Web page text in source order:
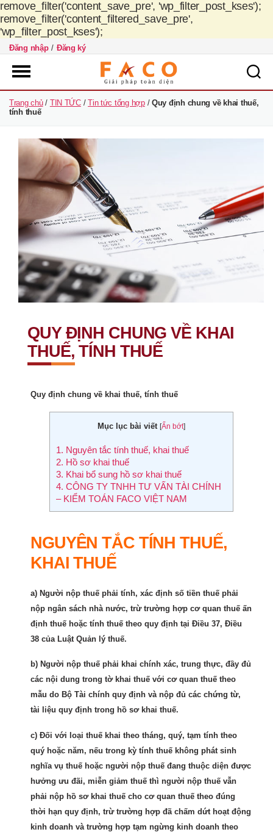
remove_filter('content_save_pre', 'wp_filter_post_kses');
remove_filter('content_filtered_save_pre',
'wp_filter_post_kses');
Đăng nhập / Đăng ký
FACO
Việt
Trang chủ/ TIN TỨC/Tin tức tổng hợp/ Quy định chung về khai thuế,
tính thuế
QUY ĐỊNH CHUNG VỀ KHAI
THUẾ, TÍNH THUẾ
Quy định chung về khai thuế, tính thuế
Mục lục bài viết [Ẩn bớt]
1. Nguyên tắc tính thuế, khai thuế
2. Hồ sơ khai thuế
3. Khai bổ sung hồ sơ khai thuế
4. CÔNG TY TNHH TƯ VẤN TÀI CHÍNH
– KIỂM TOÁN FACO VIỆT NAM
NGUYÊN TẮC TÍNH THUẾ,
KHAI THUẾ
a) Người nộp thuế phải tính, xác định số tiền thuế phải
nộp ngân sách nhà nước, trừ trường hợp cơ quan thuế ấn
định thuế hoặc tính thuế theo quy định tại Điều 37, Điều
38 của Luật Quản lý thuế.
b) Người nộp thuế phải khai chính xác, trung thực, đầy đủ
các nội dung trong tờ khai thuế với cơ quan thuế theo
mẫu do Bộ Tài chính quy định và nộp đủ các chứng từ,
tài liệu quy định trong hồ sơ khai thuế.
c) Đối với loại thuế khai theo tháng, quý, tạm tính theo
quý hoặc năm, nếu trong kỳ tính thuế không phát sinh
nghĩa vụ thuế hoặc người nộp thuế đang thuộc diện được
hưởng ưu đãi, miễn giảm thuế thì người nộp thuế vẫn
phải nộp hồ sơ khai thuế cho cơ quan thuế theo đúng
thời hạn quy định, trừ trường hợp đã chấm dứt hoạt động
kinh doanh và trường hợp tạm ngừng kinh doanh theo